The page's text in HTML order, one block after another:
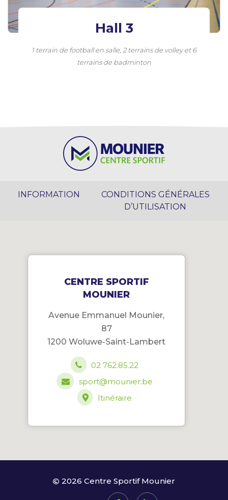
Hall 3
1 terrain de football en salle, 2 terrains de volley et 6
terrains de badminton
INFORMATION
CONDITIONS GÉNÉRALES
D’UTILISATION
CENTRE SPORTIF
MOUNIER
Avenue Emmanuel Mounier,
87
1200 Woluwe-Saint-Lambert
02 762.85.22
sport@mounier.be
Itinéraire
2026 Centre Sportif Mounier